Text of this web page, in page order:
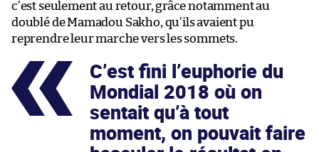
c’est seulement au retour, grâce notamment au
doublé de Mamadou Sakho, qu’ils avaient pu
reprendre leur marche vers les sommets.
C’est fini l’euphorie du
Mondial 2018 où on
sentait qu’à tout
moment, on pouvait faire